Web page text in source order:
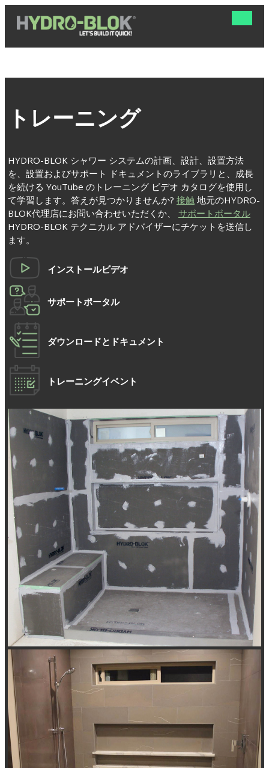
ョ
トレーニング
HYDRO-BLOK シャワー システムの計画、設計、設置方法
を、設置およびサポート ドキュメントのライブラリと、成長
を続ける YouTube のトレーニング ビデオ カタログを使用し
て学習します。答えが見つかりませんか? 接触 地元のHYDRO-
BLOK代理店にお問い合わせいただくか、 サポートポータル
HYDRO-BLOK テクニカル アドバイザーにチケットを送信し
ます。
インストールビデオ
サポートポータル
ダウンロードとドキュメント
トレーニングイベント